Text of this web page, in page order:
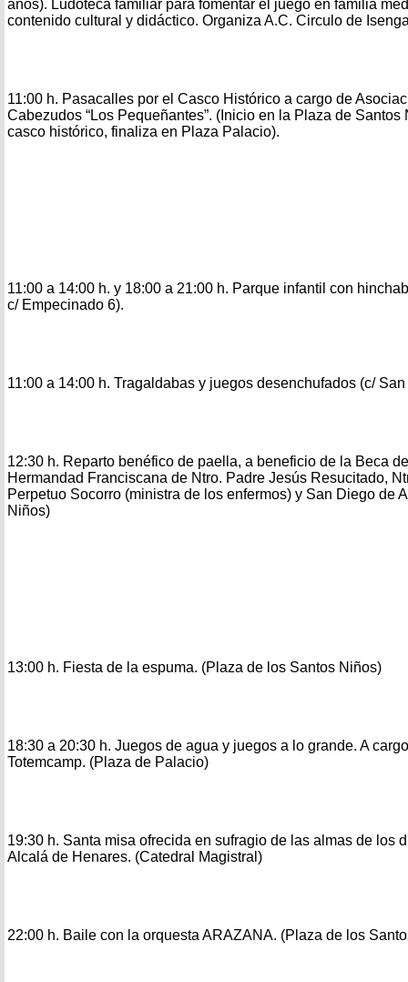
años). Ludoteca familiar para fomentar el juego en familia
contenido cultural y didáctico. Organiza A.C. Circulo de
11:00 h. Pasacalles por el Casco Histórico a cargo de
Cabezudos “Los Pequeñantes”. (Inicio en la Plaza de Santos
casco histórico, finaliza en Plaza Palacio).
11:00 a 14:00 h. y 18:00 a 21:00 h. Parque infantil con
c/ Empecinado 6).
11:00 a 14:00 h. Tragaldabas y juegos desenchufados (c/
12:30 h. Reparto benéfico de paella, a beneficio de la Beca
Hermandad Franciscana de Ntro. Padre Jesús Resucitado,
Perpetuo Socorro (ministra de los enfermos) y San Diego de
Niños)
13:00 h. Fiesta de la espuma. (Plaza de los Santos Niños)
18:30 a 20:30 h. Juegos de agua y juegos a lo grande. A
Totemcamp. (Plaza de Palacio)
19:30 h. Santa misa ofrecida en sufragio de las almas de los
Alcalá de Henares. (Catedral Magistral)
22:00 h. Baile con la orquesta ARAZANA. (Plaza de los